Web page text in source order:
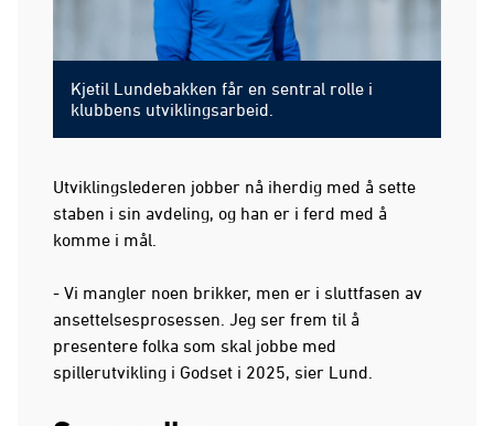
Kjetil Lundebakken får en sentral rolle i
klubbens utviklingsarbeid.
Utviklingslederen jobber nå iherdig med å sette
staben i sin avdeling, og han er i ferd med å
komme i mål.
- Vi mangler noen brikker, men er i sluttfasen av
ansettelsesprosessen. Jeg ser frem til å
presentere folka som skal jobbe med
spillerutvikling i Godset i 2025, sier Lund.